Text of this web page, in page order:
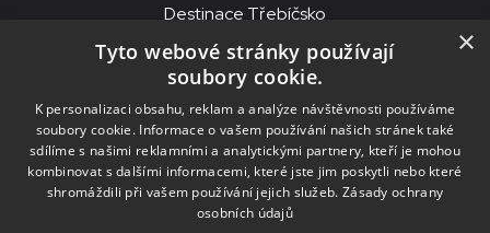
Destinace Třebíčsko
© 2026MKS Beseda Mor. Budějovice
MKS Beseda, příspěvková organizace, Purcnerova 62, 676 02
Moravské Budějovice
IČO: 00091758, DIČ: CZ00091758, ID datové schránky: chjn2kd
×
Tyto webové stránky používají
soubory cookie.
K personalizaci obsahu, reklam a analýze návštěvnosti používáme
soubory cookie. Informace o vašem používání našich stránek také
sdílíme s našimi reklamními a analytickými partnery, kteří je mohou
kombinovat s dalšími informacemi, které jste jim poskytli nebo které
shromáždili při vašem používání jejich služeb. Zásady ochrany
osobních údajů